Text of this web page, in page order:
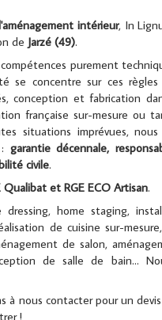
intérieur, In
de Jarzé (49).
purement
se concentre sur ces
conception et fabrication
française sur-mesure ou
situations imprévues, nous
garantie décennale,
civile.
Qualibat et RGE ECO Artisan.
dressing, home staging,
de cuisine sur-
de salon,
de salle de bain...
à nous contacter pour un
!